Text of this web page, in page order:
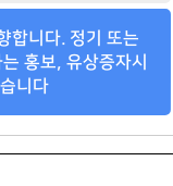
합니다. 정기 또는
홍보, 유상증자시
니다